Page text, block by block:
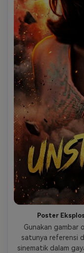
Poster
Gunakan gambar
satunya referensi
sinematik dalam